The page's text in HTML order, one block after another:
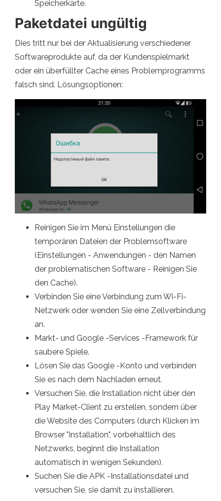
Speicherkarte.
Paketdatei ungültig
Dies tritt nur bei der Aktualisierung verschiedener
Softwareprodukte auf, da der Kundenspielmarkt
oder ein überfüllter Cache eines Problemprogramms
falsch sind. Lösungsoptionen:
Reinigen Sie im Menü Einstellungen die
temporären Dateien der Problemsoftware
(Einstellungen - Anwendungen - den Namen
der problematischen Software - Reinigen Sie
den Cache).
Verbinden Sie eine Verbindung zum Wi-Fi-
Netzwerk oder wenden Sie eine Zellverbindung
an.
Markt- und Google -Services -Framework für
saubere Spiele.
Lösen Sie das Google -Konto und verbinden
Sie es nach dem Nachladen erneut.
Versuchen Sie, die Installation nicht über den
Play Market-Client zu erstellen, sondern über
die Website des Computers (durch Klicken im
Browser "Installation", vorbehaltlich des
Netzwerks, beginnt die Installation
automatisch in wenigen Sekunden).
Suchen Sie die APK -Installationsdatei und
versuchen Sie, sie damit zu installieren.